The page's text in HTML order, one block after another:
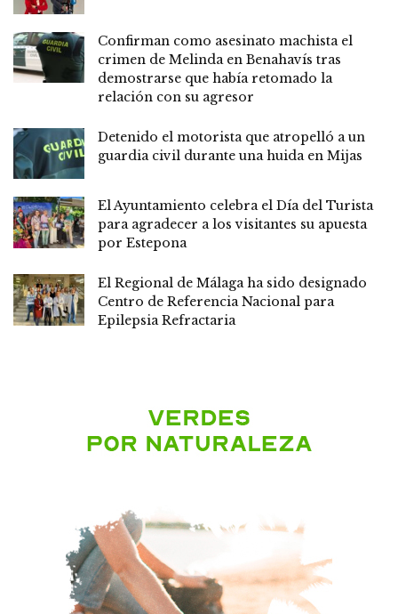
Confirman como asesinato machista el
crimen de Melinda en Benahavís tras
demostrarse que había retomado la
relación con su agresor
Detenido el motorista que atropelló a un
guardia civil durante una huida en Mijas
El Ayuntamiento celebra el Día del Turista
para agradecer a los visitantes su apuesta
por Estepona
El Regional de Málaga ha sido designado
Centro de Referencia Nacional para
Epilepsia Refractaria